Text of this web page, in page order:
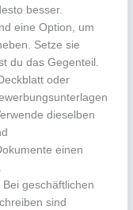
besser.
eine Option, um
Setze sie
du das Gegenteil.
oder
dieselben
einen
Bei geschäftlichen
sind